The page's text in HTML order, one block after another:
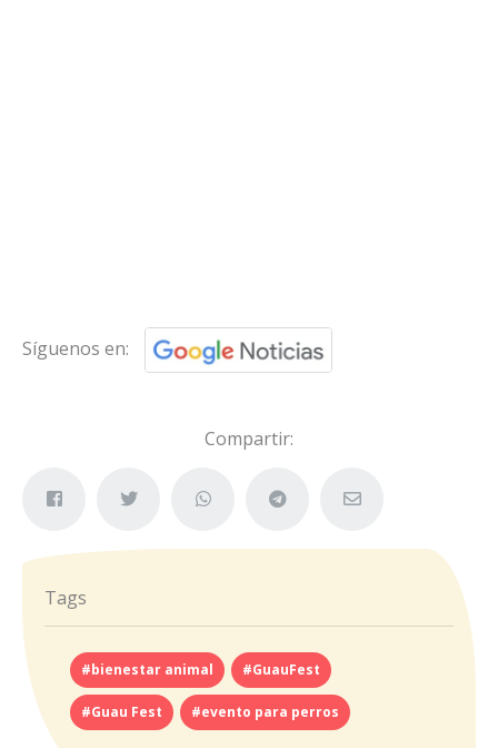
Síguenos en:
Compartir:
Tags
#bienestar animal #GuauFest
#Guau Fest #evento para perros